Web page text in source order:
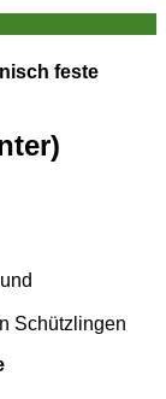
feste
Schützlingen